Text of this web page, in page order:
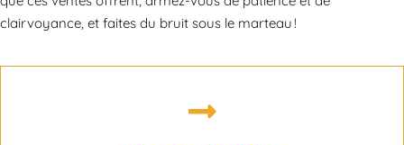
clairvoyance, et faites du bruit sous le marteau !